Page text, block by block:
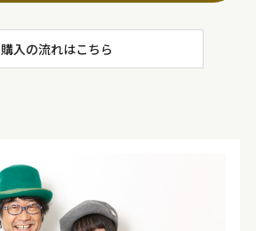
購入の流れはこちら